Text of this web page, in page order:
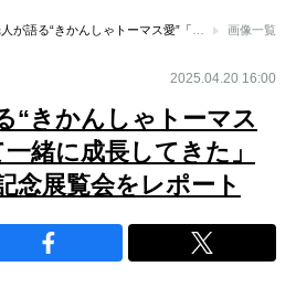
画像一覧
2025.04.20 16:00
“きかんしゃトーマス
緒に成長してきた」
念展覧会をレポート